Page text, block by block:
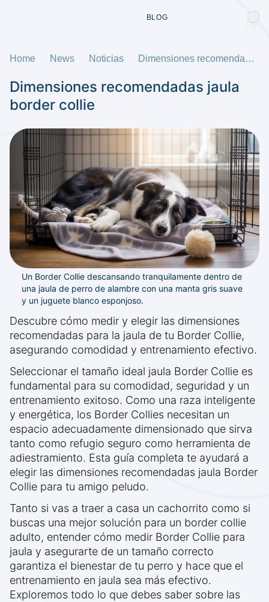
BLOG
Home News Noticias Dimensiones recomendadas jaula border collie
Dimensiones recomendadas jaula
border collie
Un Border Collie descansando tranquilamente dentro de
una jaula de perro de alambre con una manta gris suave
y un juguete blanco esponjoso.
Descubre cómo medir y elegir las dimensiones
recomendadas para la jaula de tu Border Collie,
asegurando comodidad y entrenamiento efectivo.
Seleccionar el tamaño ideal jaula Border Collie es
fundamental para su comodidad, seguridad y un
entrenamiento exitoso. Como una raza inteligente
y energética, los Border Collies necesitan un
espacio adecuadamente dimensionado que sirva
tanto como refugio seguro como herramienta de
adiestramiento. Esta guía completa te ayudará a
elegir las dimensiones recomendadas jaula Border
Collie para tu amigo peludo.
Tanto si vas a traer a casa un cachorrito como si
buscas una mejor solución para un border collie
adulto, entender cómo medir Border Collie para
jaula y asegurarte de un tamaño correcto
garantiza el bienestar de tu perro y hace que el
entrenamiento en jaula sea más efectivo.
Exploremos todo lo que debes saber sobre las